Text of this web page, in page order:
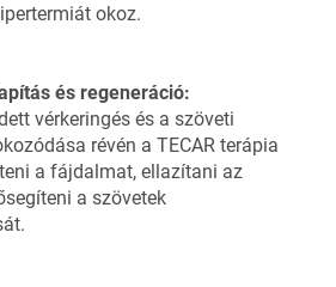
okoz.
és regeneráció:
vérkeringés és a szöveti
révén a TECAR terápia
a fájdalmat, ellazítani az
a szövetek